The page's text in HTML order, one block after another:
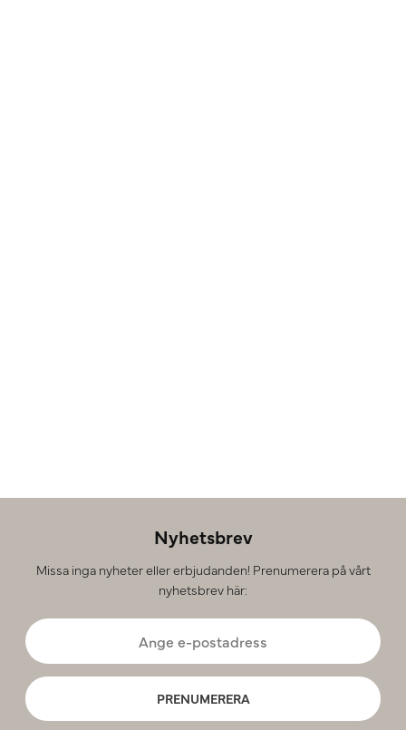
Nyhetsbrev
Missa inga nyheter eller erbjudanden! Prenumerera på vårt
nyhetsbrev här:
PRENUMERERA